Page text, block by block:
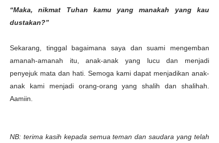
“Maka, nikmat Tuhan kamu yang manakah yang kau
dustakan?”
Sekarang, tinggal bagaimana saya dan suami mengemban
amanah-amanah itu, anak-anak yang lucu dan menjadi
penyejuk mata dan hati. Semoga kami dapat menjadikan anak-
anak kami menjadi orang-orang yang shalih dan shalihah.
Aamiin.
NB: terima kasih kepada semua teman dan saudara yang telah